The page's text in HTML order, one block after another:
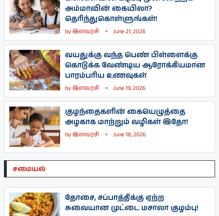
அம்மாவின் கையிலா?
தெரிந்துகொள்ளுங்கள்!
byஇளவரசி June 21, 2026
வயதுக்கு வந்த பெண் பிள்ளைக்கு
கொடுக்க வேண்டிய ஆரோக்கியமான
பாரம்பரிய உணவுகள்
byஇளவரசி June 19, 2026
குழந்தைகளின் கையெழுத்தை
அழகாக மாற்றும் வழிகள் இதோ!
byஇளவரசி June 18, 2026
சமையல்
தோசை, சப்பாத்திக்கு ஏற்ற
சுவையான முட்டை மசாலா குழம்பு!